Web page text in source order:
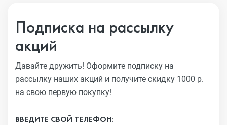
Подписка на рассылку
акций
Давайте дружить! Оформите подписку на
рассылку наших акций и получите скидку 1000 р.
на свою первую покупку!
ВВЕДИТЕ СВОЙ ТЕЛЕФОН: